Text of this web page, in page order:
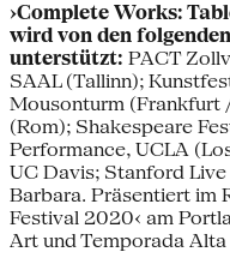
›Complete Works:
wird von den
unterstützt: PACT
SAAL (Tallinn);
Mousonturm (Frankfurt
(Rom); Shakespeare
Performance, UCLA
UC Davis; Stanford
Barbara. Präsentiert im
Festival 2020‹ am
Art und Temporada